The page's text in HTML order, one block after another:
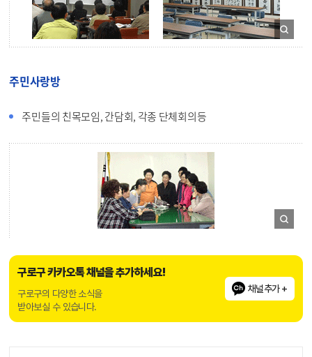
주민사랑방
주민들의 친목모임, 간담회, 각종 단체회의등
구로구 카카오톡 채널을 추가하세요!
구로구의 다양한 소식을
받아보실 수 있습니다.
채널추가 +